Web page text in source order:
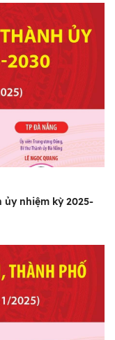
nhiệm kỳ 2025-